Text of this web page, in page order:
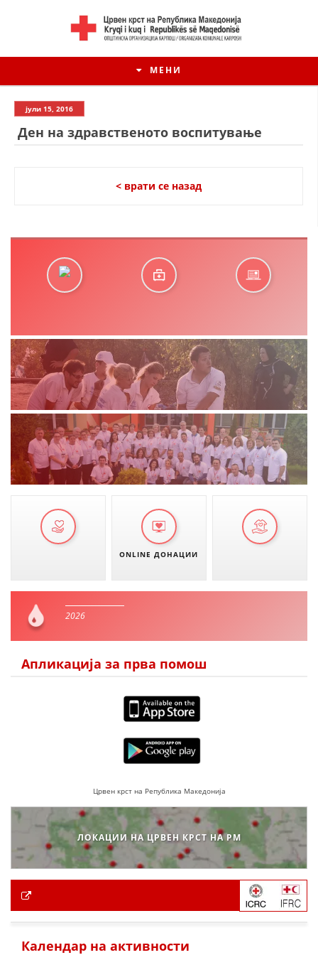
МЕНИ
ДЕЈСТВУВАЊЕ
ПРИРАЧНИЦИ
СТРАТЕГИИ
БРОШУРИ
јули 15, 2016
Ден на здравственото воспитување
< врати се назад
ONLINE ДОНАЦИИ
2026
Апликација за прва помош
Црвен крст на Република Македонија
ЛОКАЦИИ НА ЦРВЕН КРСТ НА РМ
Календар на активности